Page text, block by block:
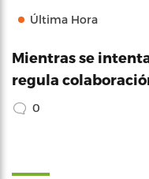
Última Hora
Mientras se
regula
0